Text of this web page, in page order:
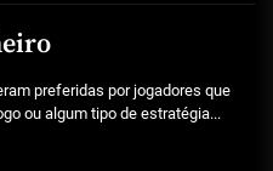
preferidas por jogadores que
ou algum tipo de estratégia...